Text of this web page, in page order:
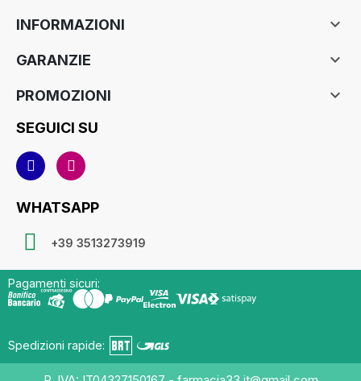
INFORMAZIONI 
GARANZIE 
PROMOZIONI 
SEGUICI SU
WHATSAPP
+39 3513273919
Pagamenti sicuri:
Spedizioni rapide: